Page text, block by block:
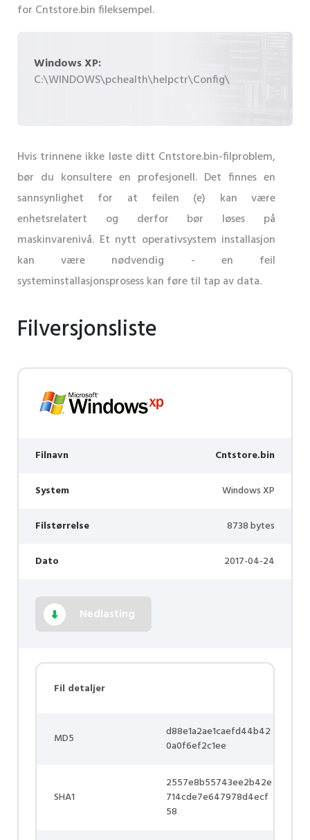
for Cntstore.bin fileksempel.
Windows XP:
C:\WINDOWS\pchealth\helpctr\Config\
Hvis trinnene ikke løste ditt Cntstore.bin-filproblem,
bør du konsultere en profesjonell. Det finnes en
sannsynlighet for at feilen (e) kan være
enhetsrelatert og derfor bør løses på
maskinvarenivå. Et nytt operativsystem installasjon
kan være nødvendig - en feil
systeminstallasjonsprosess kan føre til tap av data.
Filversjonsliste
Filnavn Cntstore.bin
System Windows XP
Filstørrelse 8738 bytes
Dato 2017-04-24
Nedlasting
Fil detaljer
MD5
d88e1a2ae1caefd44b42
0a0f6ef2c1ee
SHA1
2557e8b55743ee2b42e
714cde7e647978d4ecf
58